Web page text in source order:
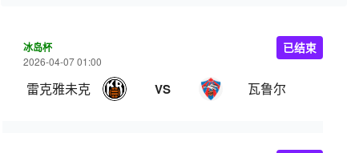
冰岛杯
2026-04-07 01:00
雷克雅未克 VS 瓦鲁尔
已结束